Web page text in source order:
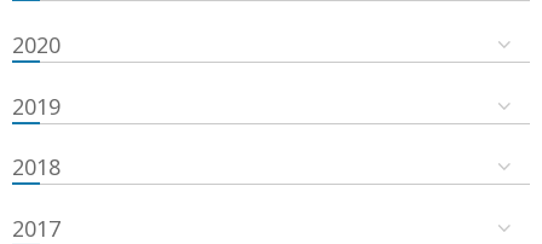
2020
2019
2018
2017